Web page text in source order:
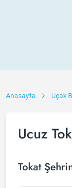
Anasayfa Uçak
Ucuz
Tokat